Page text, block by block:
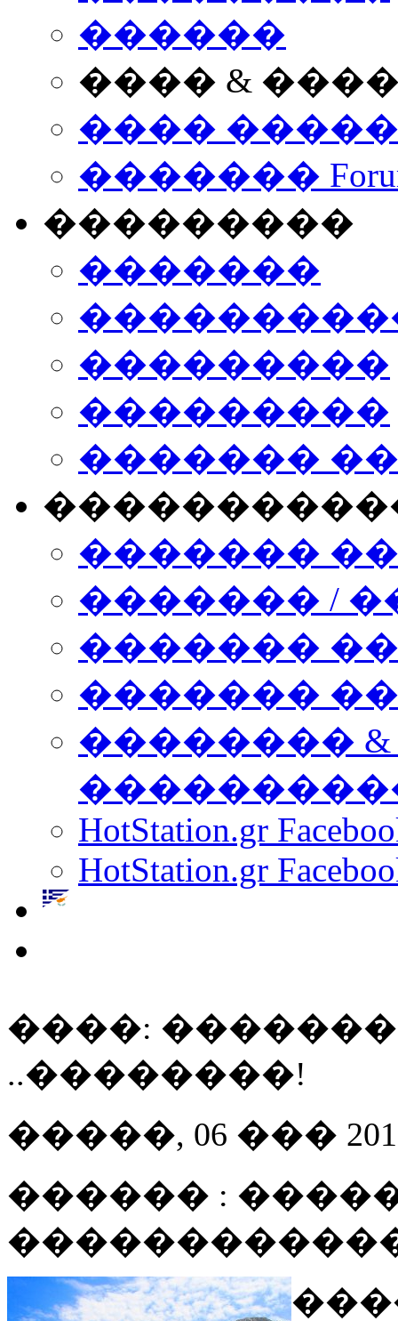
������
���� &
����
�������
���������
�������
���������
���������
�������
�������
������� /
�������
������� ���
��������
HotStation.gr
HotStation.gr
����:
..��������!
�����, 06 ��� 2013
������ :